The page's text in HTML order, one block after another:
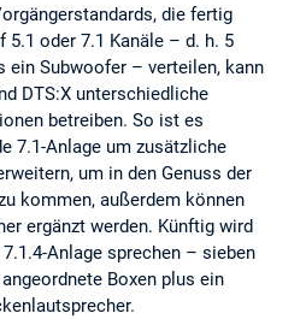
die fertig
5.1 oder 7.1 Kanäle – d. h. 5
ein Subwoofer – verteilen, kann
DTS:X unterschiedliche
betreiben. So ist es
7.1-Anlage um zusätzliche
um in den Genuss der
kommen, außerdem können
ergänzt werden. Künftig wird
Anlage sprechen – sieben
Boxen plus ein